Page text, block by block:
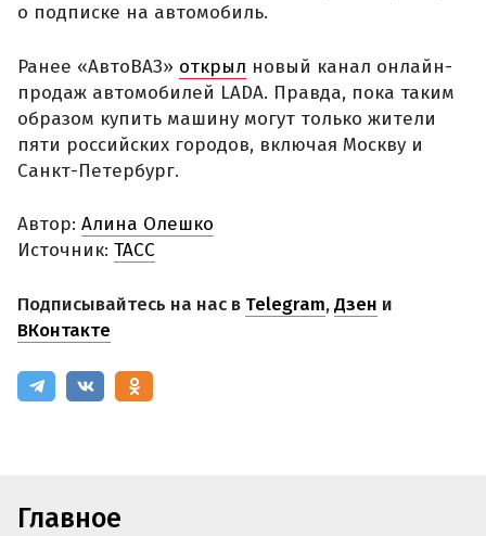
о подписке на автомобиль.
Ранее «АвтоВАЗ» открыл новый канал онлайн-
продаж автомобилей LADA. Правда, пока таким
образом купить машину могут только жители
пяти российских городов, включая Москву и
Санкт-Петербург.
Автор: Алина Олешко
Источник: ТАСС
Подписывайтесь на нас в Telegram,Дзен и
ВКонтакте
Главное